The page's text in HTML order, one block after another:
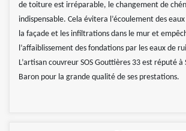
de toiture est irréparable, le changement de
indispensable. Cela évitera l’écoulement des
la façade et les infiltrations dans le mur et
l’affaiblissement des fondations par les eaux de
L’artisan couvreur SOS Gouttières 33 est réputé
Baron pour la grande qualité de ses prestations.